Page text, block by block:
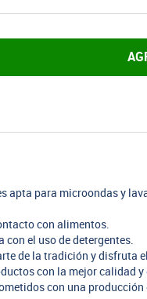
apta para microondas y
con alimentos.
con el uso de detergentes.
de la tradición y disfruta
con la mejor calidad
con una